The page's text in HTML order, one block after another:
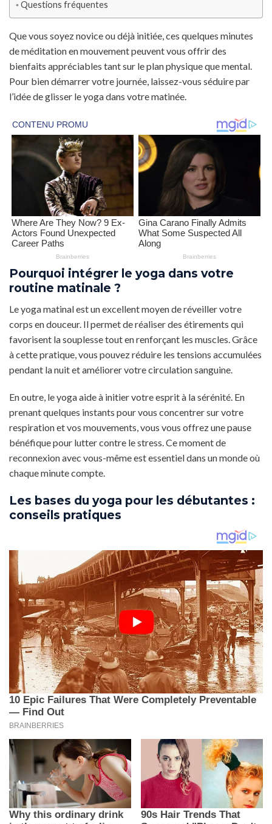
Questions fréquentes
Que vous soyez novice ou déjà initiée, ces quelques minutes
de méditation en mouvement peuvent vous offrir des
bienfaits appréciables tant sur le plan physique que mental.
Pour bien démarrer votre journée, laissez-vous séduire par
l’idée de glisser le yoga dans votre matinée.
Pourquoi intégrer le yoga dans votre
routine matinale ?
Le yoga matinal est un excellent moyen de réveiller votre
corps en douceur. Il permet de réaliser des étirements qui
favorisent la souplesse tout en renforçant les muscles. Grâce
à cette pratique, vous pouvez réduire les tensions accumulées
pendant la nuit et améliorer votre circulation sanguine.
En outre, le yoga aide à initier votre esprit à la sérénité. En
prenant quelques instants pour vous concentrer sur votre
respiration et vos mouvements, vous vous offrez une pause
bénéfique pour lutter contre le stress. Ce moment de
reconnexion avec vous-même est essentiel dans un monde où
chaque minute compte.
Les bases du yoga pour les débutantes :
conseils pratiques